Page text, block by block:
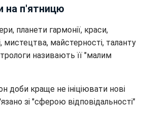
на п'ятницю
планети гармонії, краси,
мистецтва, майстерності, таланту
називають її "малим
доби краще не ініціювати нові
зі "сферою відповідальності"